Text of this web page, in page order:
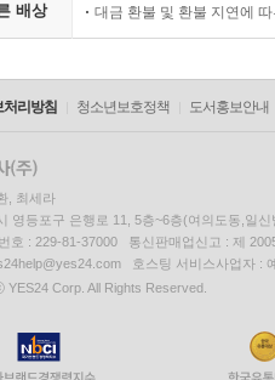
배상 대금 환불 및 환불 지연에
리방침 청소년보호정책 도서홍보안내
, 최세라
영등포구 은행로 11, 5층~6층(여의도동,일신
호 : 229-81-37000 통신판매업신고 : 제
호스팅 서비스사업자 :
Corp. All Rights Reserved.